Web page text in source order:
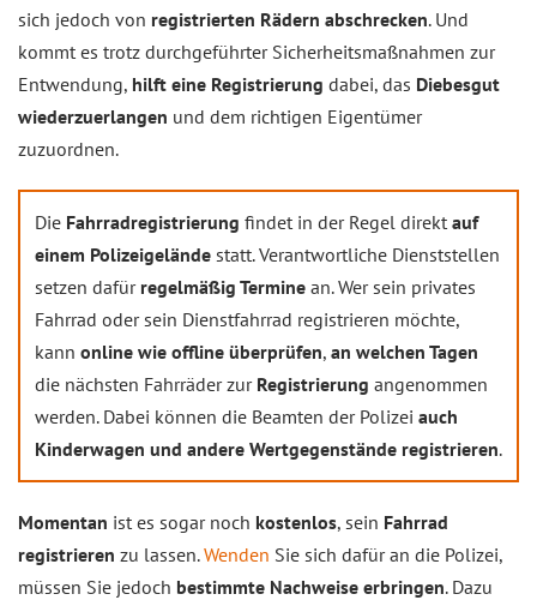
sich jedoch von registrierten Rädern abschrecken. Und
kommt es trotz durchgeführter Sicherheitsmaßnahmen zur
Entwendung, hilft eine Registrierung dabei, das Diebesgut
wiederzuerlangen und dem richtigen Eigentümer
zuzuordnen.
Die Fahrradregistrierung findet in der Regel direkt auf
einem Polizeigelände statt. Verantwortliche Dienststellen
setzen dafür regelmäßig Termine an. Wer sein privates
Fahrrad oder sein Dienstfahrrad registrieren möchte,
kann online wie offline überprüfen, an welchen Tagen
die nächsten Fahrräder zur Registrierung angenommen
werden. Dabei können die Beamten der Polizei auch
Kinderwagen und andere Wertgegenstände registrieren.
Momentan ist es sogar noch kostenlos, sein Fahrrad
registrieren zu lassen.Wenden Sie sich dafür an die Polizei,
müssen Sie jedoch bestimmte Nachweise erbringen. Dazu